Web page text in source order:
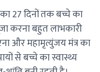
27 दिनों तक बच्चे का
करना बहुत लाभकारी
और महामृत्युंजय मंत्र का
से बच्चे का स्वास्थ्य